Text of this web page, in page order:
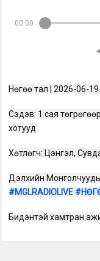
00:00
Нөгөө тал | 2026-06-19
Сэдэв: 1 сая
хотууд
Хөтлөгч: Цэнгэл,
#MGLRADIOLIVE
Бидэнтэй хамтран